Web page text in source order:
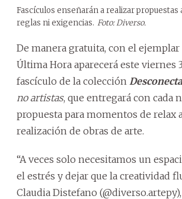
Fascículos enseñarán a realizar propuestas
reglas ni exigencias. Foto: Diverso.
De manera gratuita, con el
Última Hora aparecerá este viernes
fascículo de la colección
no artistas, que entregará con cada
propuesta para momentos de relax
realización de obras de arte.
“A veces solo necesitamos un
el estrés y dejar que la creatividad
Claudia Distefano